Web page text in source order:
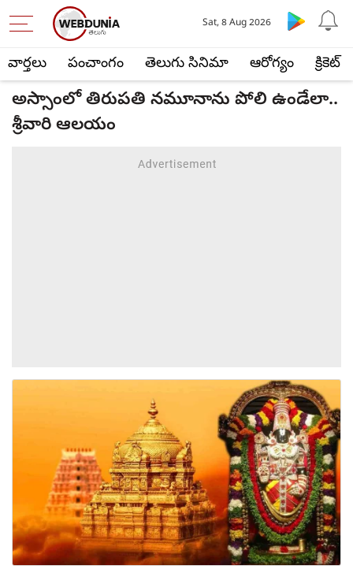
వార్తలు పంచాంగం తెలుగు సినిమా ఆరోగ్యం క్రికెట్
Sat, 8 Aug 2026
అస్సాంలో తిరుపతి నమూనాను పోలి ఉండేలా..
శ్రీవారి ఆలయం